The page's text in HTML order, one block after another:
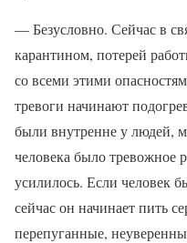
— Безусловно. Сейчас в
карантином, потерей
со всеми этими
тревоги начинают
были внутренне у людей,
человека было тревожное
усилилось. Если человек
сейчас он начинает пить
перепуганные,